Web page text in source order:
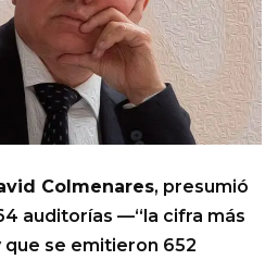
Colmenares, presumió
auditorías —“la cifra más
se emitieron 652